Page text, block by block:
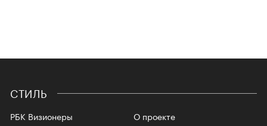
СТИЛЬ
РБК Визионеры
О проекте